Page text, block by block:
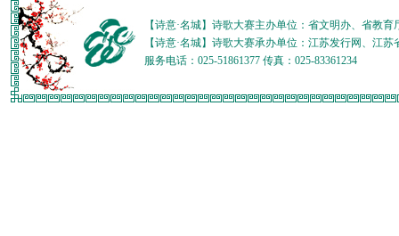
【诗意·名城】诗歌大赛主办单位：省文明办、省教
【诗意·名城】诗歌大赛承办单位：江苏发行网、江
服务电话：025-51861377 传真：025-83361234